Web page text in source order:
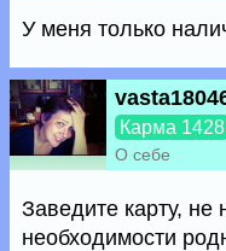
У меня только
Карма 1428
О себе
Заведите карту,
необходимости